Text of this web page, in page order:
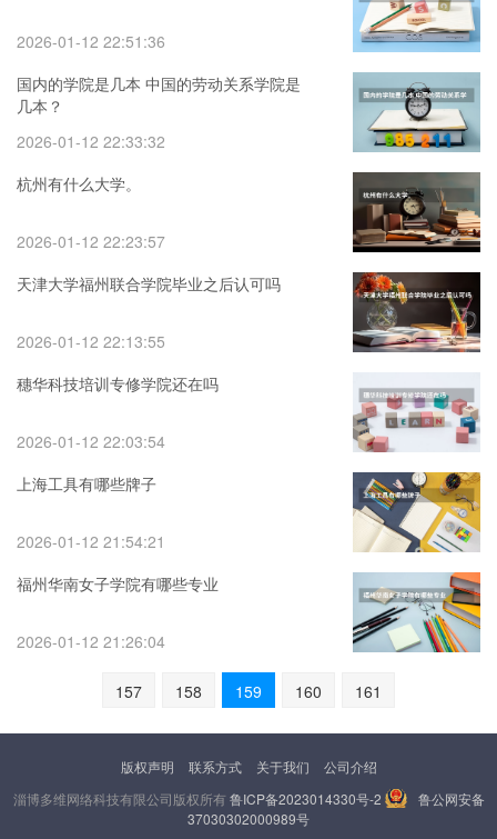
2026-01-12 22:51:36
国内的学院是几本 中国的劳动关系学院是
几本？
2026-01-12 22:33:32
杭州有什么大学。
2026-01-12 22:23:57
天津大学福州联合学院毕业之后认可吗
2026-01-12 22:13:55
穗华科技培训专修学院还在吗
2026-01-12 22:03:54
上海工具有哪些牌子
2026-01-12 21:54:21
福州华南女子学院有哪些专业
2026-01-12 21:26:04
157 158 159 160 161
版权声明 联系方式 关于我们
公司介绍
淄博多维网络科技有限公司版权所有鲁ICP备2023014330号-2
鲁公网安备
37030302000989号